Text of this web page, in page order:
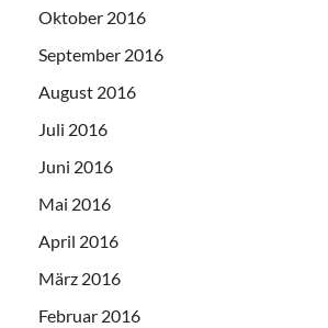
Oktober 2016
September 2016
August 2016
Juli 2016
Juni 2016
Mai 2016
April 2016
März 2016
Februar 2016